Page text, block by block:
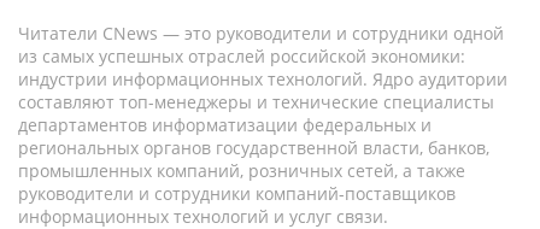
Читатели CNews — это руководители и сотрудники одной
из самых успешных отраслей российской экономики:
индустрии информационных технологий. Ядро аудитории
составляют топ-менеджеры и технические специалисты
департаментов информатизации федеральных и
региональных органов государственной власти, банков,
промышленных компаний, розничных сетей, а также
руководители и сотрудники компаний-поставщиков
информационных технологий и услуг связи.